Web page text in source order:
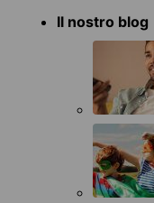
Il nostro blog